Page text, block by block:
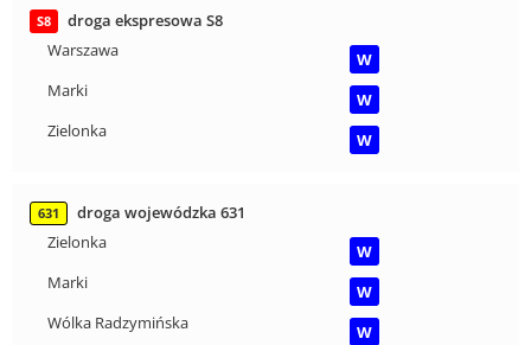
S8
droga ekspresowa S8
Warszawa
W
Marki
W
Zielonka
W
631
droga wojewódzka 631
Zielonka
W
Marki
W
Wólka Radzymińska
W